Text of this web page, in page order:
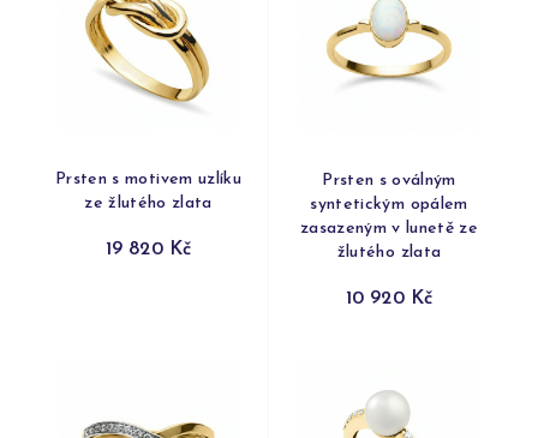
Prsten s motivem uzlíku
ze žlutého zlata
19 820 Kč
Prsten s oválným
syntetickým opálem
zasazeným v lunetě ze
žlutého zlata
10 920 Kč